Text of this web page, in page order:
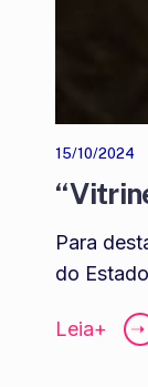
15/10/2024
Para
do
Leia+ ➝